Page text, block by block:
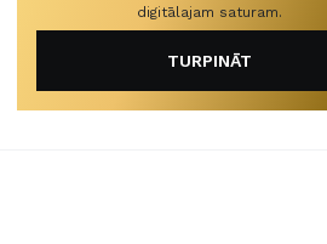
digitālajam saturam.
TURPINĀT